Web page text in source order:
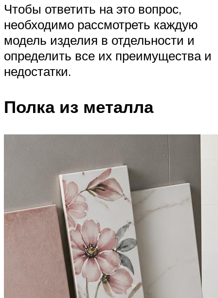
Чтобы ответить на это вопрос,
необходимо рассмотреть каждую
модель изделия в отдельности и
определить все их преимущества и
недостатки.
Полка из металла